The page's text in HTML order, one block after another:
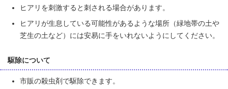
ヒアリを刺激すると刺される場合があります。
ヒアリが生息している可能性があるような場所（緑地帯の土や
芝生の土など）には安易に手をいれないようにしてください。
駆除について
市販の殺虫剤で駆除できます。